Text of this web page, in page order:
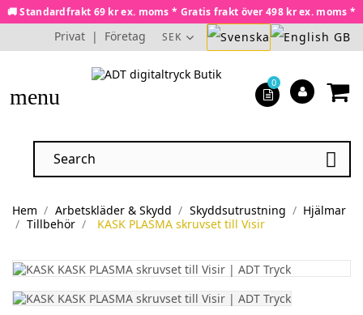
🚚 Standardfrakt 69 kr ex. moms * Gratis frakt över 498 kr ex. moms *
Privat | Företag SEK
menu

0
Hem Arbetskläder & Skydd Skyddsutrustning
Hjälmar
Tillbehör
KASK PLASMA skruvset till Visir